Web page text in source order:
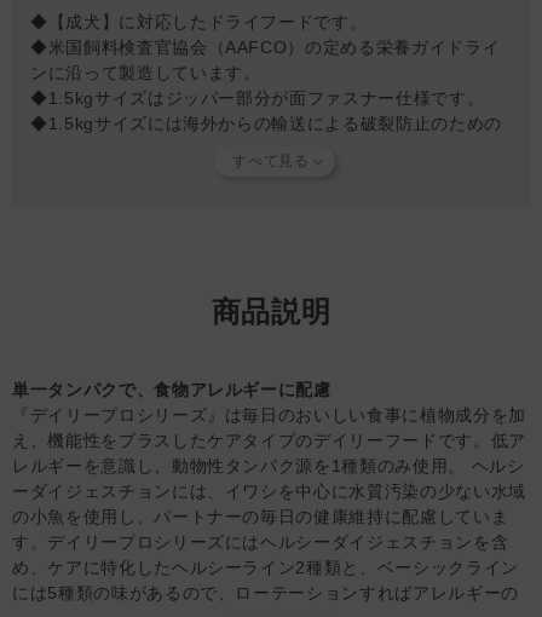
※年齢、体重、犬種、活動レベルにより必要量が異なる場合があ
ります。
※いつでも新鮮な水が飲めるようにしてください。
◆【成犬】に対応したドライフードです。
◆米国飼料検査官協会（AAFCO）の定める栄養ガイドライ
ンに沿って製造しています。
◆1.5kgサイズはジッパー部分が面ファスナー仕様です。
◆1.5kgサイズには海外からの輸送による破裂防止のための
対応になりますのであらかじめご理解のうえご購入くださ
・直射日光を避け、涼しく乾燥した場所で保管してくださ
い。
・現在ご使用のフードからの切替えは、7日間を目安に移行
することをおすすめします。
・開封後はしっかりと封を閉じられていることを確認し早め
に使い切ってください。
・着色料無添加：この商品は天然の原材料を使用している
為、収穫時期により色味やにおいに若干の差がある場合があ
ります。
・製造工場では、水棲動物や陸棲動物の他の肉を加工してい
商品説明
単一タンパクで、食物アレルギーに配慮
『デイリープロシリーズ』は毎日のおいしい食事に植物成分を加
え、機能性をプラスしたケアタイプのデイリーフードです。低ア
レルギーを意識し、動物性タンパク源を1種類のみ使用。 ヘルシ
ーダイジェスチョンには、イワシを中心に水質汚染の少ない水域
の小魚を使用し、パートナーの毎日の健康維持に配慮していま
す。デイリープロシリーズにはヘルシーダイジェスチョンを含
め、ケアに特化したヘルシーライン2種類と、ベーシックライン
には5種類の味があるので、ローテーションすればアレルギーの